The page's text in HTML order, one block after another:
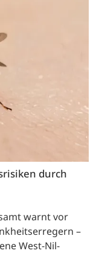
durch
warnt vor
–
West-Nil-